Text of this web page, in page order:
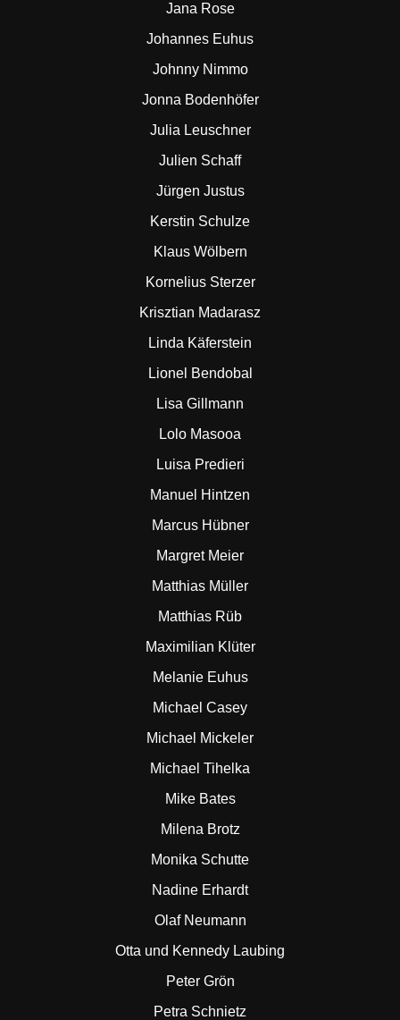
Jana Rose
Johannes Euhus
Johnny Nimmo
Jonna Bodenhöfer
Julia Leuschner
Julien Schaff
Jürgen Justus
Kerstin Schulze
Klaus Wölbern
Kornelius Sterzer
Krisztian Madarasz
Linda Käferstein
Lionel Bendobal
Lisa Gillmann
Lolo Masooa
Luisa Predieri
Manuel Hintzen
Marcus Hübner
Margret Meier
Matthias Müller
Matthias Rüb
Maximilian Klüter
Melanie Euhus
Michael Casey
Michael Mickeler
Michael Tihelka
Mike Bates
Milena Brotz
Monika Schutte
Nadine Erhardt
Olaf Neumann
Otta und Kennedy Laubing
Peter Grön
Petra Schnietz